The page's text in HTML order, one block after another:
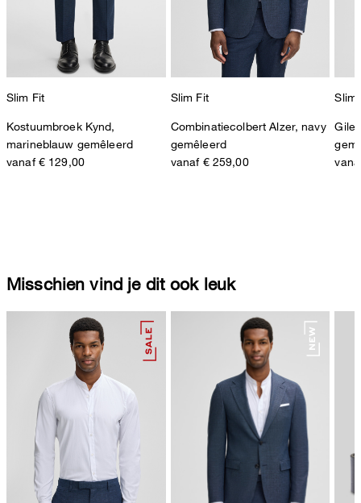
Slim Fit
Kostuumbroek Kynd,
marineblauw gemêleerd
vanaf € 129,00
Slim Fit
Combinatiecolbert Alzer, navy
gemêleerd
vanaf € 259,00
Slim
Misschien vind je dit ook leuk